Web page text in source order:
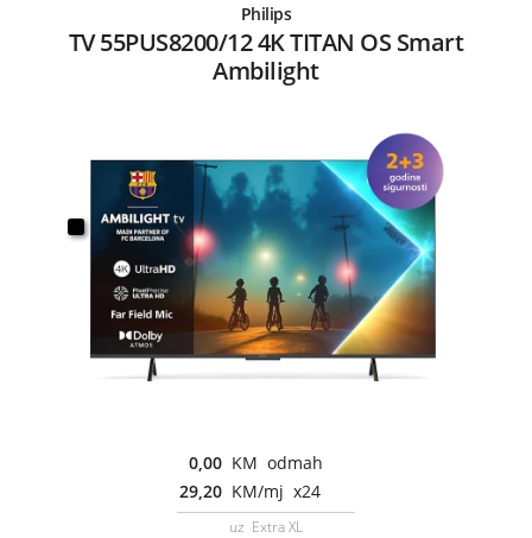
Philips
TV 55PUS8200/12 4K TITAN OS Smart
Ambilight
0,00 KM odmah
29,20 KM/mj x24
uz Extra XL